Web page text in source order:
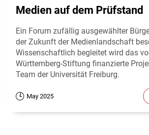
Medien auf dem Prüfstand
Ein Forum zufällig ausgewählter
der Zukunft der Medienlandschaft
Wissenschaftlich begleitet wird das
Württemberg-Stiftung finanzierte
Team der Universität Freiburg.
May 2025